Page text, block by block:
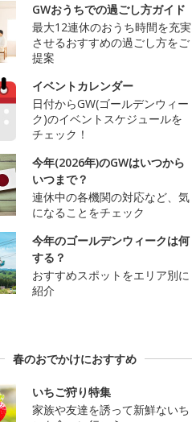
GWおうちでの過ごし方ガイド
最大12連休のおうち時間を充実
させるおすすめの過ごし方をご
提案
イベントカレンダー
日付からGW(ゴールデンウィー
ク)のイベントスケジュールを
チェック！
今年(2026年)のGWはいつから
いつまで？
連休中の各機関の対応など、気
になることをチェック
今年のゴールデンウィークは何
する？
おすすめスポットをエリア別に
紹介
春のおでかけにおすすめ
いちご狩り特集
家族や友達を誘って新鮮ないち